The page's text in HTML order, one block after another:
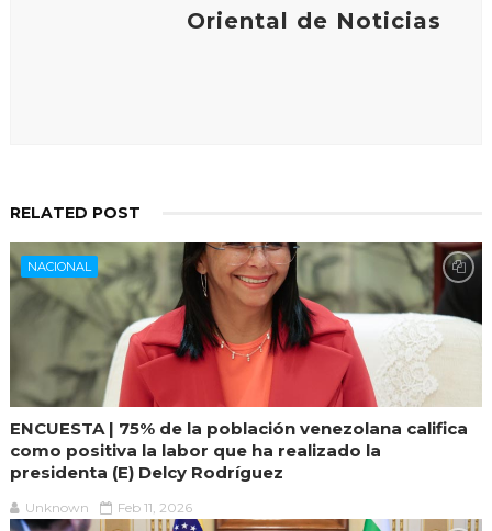
Oriental de Noticias
RELATED POST
NACIONAL
ENCUESTA | 75% de la población venezolana califica
como positiva la labor que ha realizado la
presidenta (E) Delcy Rodríguez
Unknown Feb 11, 2026